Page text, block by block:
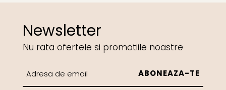
Newsletter
Nu rata ofertele si promotiile noastre